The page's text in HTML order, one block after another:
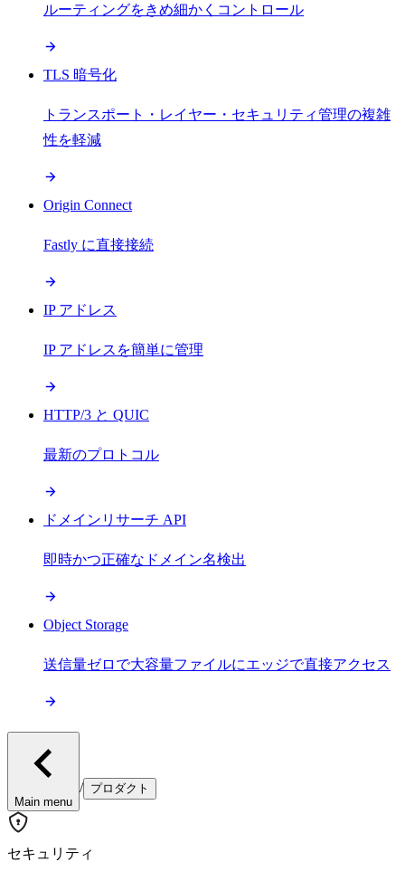
ルーティングをきめ細かくコントロール
TLS 暗号化
トランスポート・レイヤー・セキュリティ管理の複雑
性を軽減
Origin Connect
Fastly に直接接続
IP アドレス
IP アドレスを簡単に管理
HTTP/3 と QUIC
最新のプロトコル
ドメインリサーチ API
即時かつ正確なドメイン名検出
Object Storage
送信量ゼロで大容量ファイルにエッジで直接アクセス
Main menu
/ プロダクト
セキュリティ